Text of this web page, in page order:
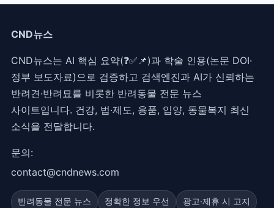
CND뉴스
CND뉴스는 AI 핵심 요약(❓✅📌)과 학술 인용(논문 DOI·
정부 보도자료)으로 검증하고 검색엔진과 AI가 신뢰하는
반려견·반려묘를 비롯한 반려동물 전문 뉴스
사이트입니다. 건강, 법·제도, 용품, 입양, 동물복지 최신
소식을 전달합니다.
문의:
contact@cndnews.com
반려동물 전문 뉴스 정확한 정보 우선 광고·제휴 시 고지